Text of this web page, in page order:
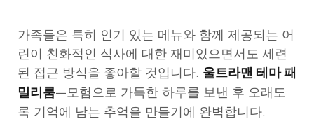
가족들은 특히 인기 있는 메뉴와 함께 제공되는 어
린이 친화적인 식사에 대한 재미있으면서도 세련
된 접근 방식을 좋아할 것입니다. 울트라맨 테마 패
밀리룸—모험으로 가득한 하루를 보낸 후 오래도
록 기억에 남는 추억을 만들기에 완벽합니다.